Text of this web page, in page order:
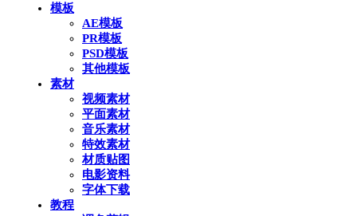
模板
AE模板
PR模板
PSD模板
其他模板
素材
视频素材
平面素材
音乐素材
特效素材
材质贴图
电影资料
字体下载
教程